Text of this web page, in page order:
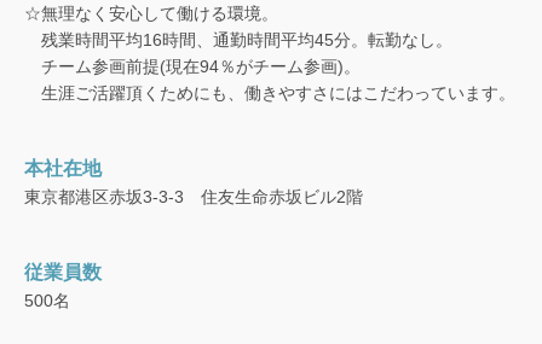
☆無理なく安心して働ける環境。
残業時間平均16時間、通勤時間平均45分。転勤なし。
チーム参画前提(現在94％がチーム参画)。
生涯ご活躍頂くためにも、働きやすさにはこだわっています。
本社在地
東京都港区赤坂3-3-3 住友生命赤坂ビル2階
従業員数
500名